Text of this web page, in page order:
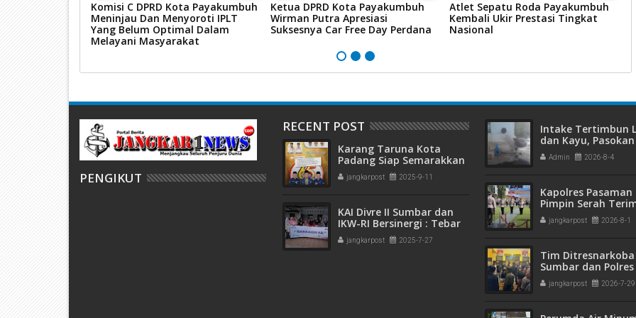
Komisi C DPRD Kota Payakumbuh
Meninjau Dan Menyoroti IPLT
Yang Belum Optimal Dalam
Melayani Masyarakat
Ketua DPRD Kota Payakumbuh
Wirman Putra Apresiasi
Suksesnya Car Free Day Perdana
Atlet Sepatu Roda Payakumbuh
Kembali Ukir Prestasi Tingkat
Nasional
PENGIKUT
RECENT POST
Karang Taruna Kota
Padang Siap Semarakkan
HUT ke-65 : Dari
Lapangan Hijau hingga
jangkarpost 2025-9-11
KAI Divre II Sumbar dan
IKW-RI Bersinergi : Tebar
Kepedulian Sosial Untuk
Panti Asuhan
jangkarpost 2025-7-27
Intake Tertimbun
dan Kayu,
Bersih di Kota
Terganggu
Admin 2026-8-4
Kapolres
Pimpin Serah
Jabatan PJU Polres
Kapolsek Sungai
jangkarpost 2026-8-1
Tim Ditresnarkoba
Sumbar dan
Gagalkan Peredaran
Narkotika, 30 Paket
jangkarpost 2026-7-29